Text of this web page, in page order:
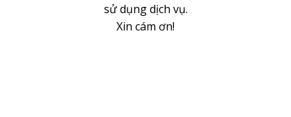
sử dụng dịch vụ.
Xin cám ơn!